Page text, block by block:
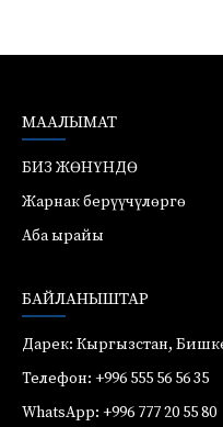
МААЛЫМАТ
БИЗ ЖӨНҮНДӨ
Жарнак берүүчүлөргө
Аба ырайы
БАЙЛАНЫШТАР
Дарек: Кыргызстан,
Телефон: +996 555 56 56 35
WhatsApp: +996 777 20 55 80